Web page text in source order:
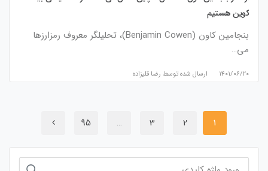
کوین هستیم
بنجامین کاون (Benjamin Cowen)، تحلیلگر معروف رمزارزها
می‌…
۱۴۰۱/۰۶/۲۰ ارسال شده توسط رضا قلیزاده
1
2
3
…
95